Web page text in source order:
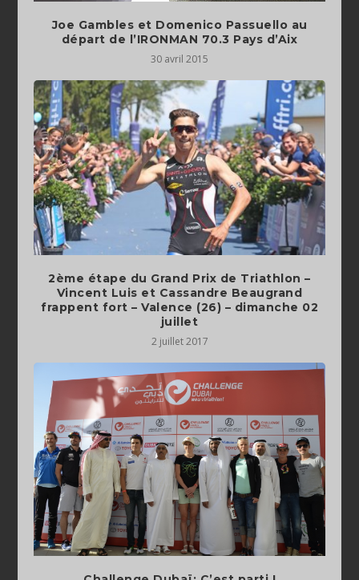
Joe Gambles et Domenico Passuello au
30 avril 2015
2ème étape du Grand Prix de Triathlon –
Vincent Luis et Cassandre Beaugrand
frappent fort – Valence (26) – dimanche 02
juillet
2 juillet 2017